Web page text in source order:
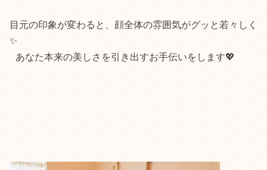
目元の印象が変わると、顔全体の雰囲気がグッと若々しく
✨
あなた本来の美しさを引き出すお手伝いをします💖